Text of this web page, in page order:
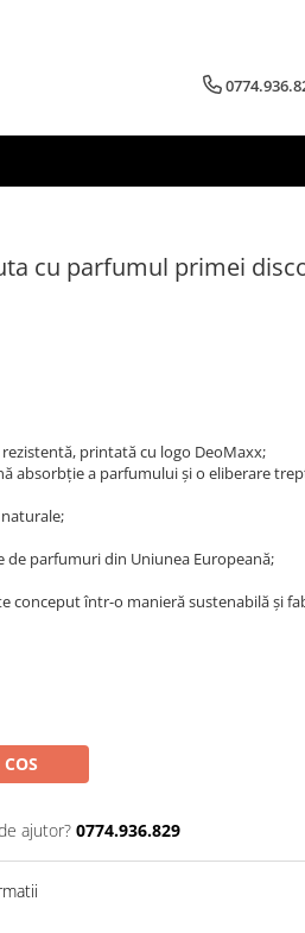
cu parfumul primei
printată cu logo DeoMaxx;
absorbție a parfumului și o eliberare
de parfumuri din Uniunea Europeană;
conceput într-o manieră sustenabilă și
ajutor? 0774.936.829